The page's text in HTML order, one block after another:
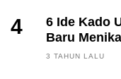
4
6 Ide Kado
Baru
3 TAHUN LALU